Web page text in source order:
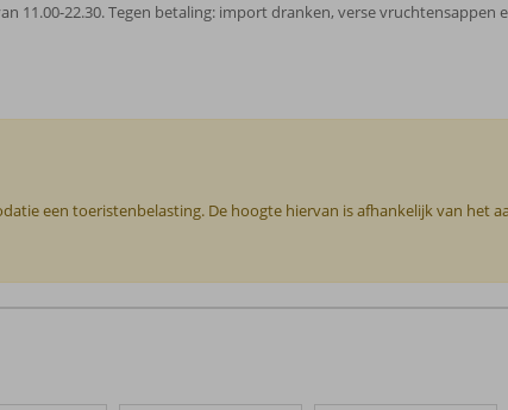
11.00-22.30. Tegen betaling: import dranken, verse vruchtensappen
een toeristenbelasting. De hoogte hiervan is afhankelijk van het